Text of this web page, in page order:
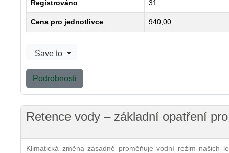
Registrováno 31
Cena pro jednotlivce 940,00
Save to
Podrobnosti
Retence vody – základní opatření
Klimatická změna zásadně proměňuje vodní režim našich